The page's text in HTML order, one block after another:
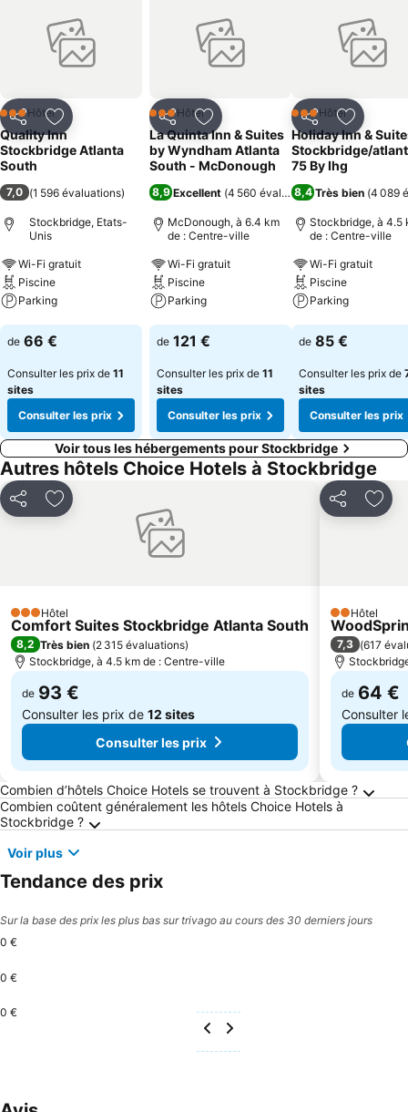
PartagerAjouter à mes favoris
3 ÉtoilesHôtel
Quality Inn
Stockbridge Atlanta
South
7,0 (1 596 évaluations)
Stockbridge, Etats-
Unis
Wi-Fi gratuit
Piscine
Parking
Consulter les prix
de 66 €
Consulter les prix de 11
sites
Consulter les prix
PartagerAjouter à mes favoris
3 ÉtoilesHôtel
La Quinta Inn & Suites
by Wyndham Atlanta
South - McDonough
8,9 Excellent (4 560 évaluations)
McDonough, à 6.4 km
de : Centre-ville
Wi-Fi gratuit
Piscine
Parking
Consulter les prix
de 121 €
Consulter les prix de 11
sites
Consulter les prix
PartagerAjouter
3 ÉtoilesHôtel
Holiday Inn &
Stockbridge/
75 By Ihg
8,4 Très bien (4 089
Stockbridge, à 4.5
de : Centre-ville
Wi-Fi gratuit
Piscine
Parking
Consulter les
de 85 €
Consulter les prix de
sites
Consulter les prix
Voir tous les hébergements pour Stockbridge
Autres hôtels Choice Hotels à Stockbridge
PartagerAjouter à mes favoris
3 Étoiles
Hôtel
Comfort Suites Stockbridge Atlanta South
8,2 Très bien (2 315 évaluations)
Stockbridge, à 4.5 km de : Centre-ville
de 93 €
Consulter les prix de 12 sites
Consulter les prix
Partager
2 Étoiles
Hôtel
7,3 (617
de 64 €
Consulter
Questions fréquemment posées au sujet de
Combien d’hôtels Choice Hotels se trouvent à Stockbridge ?
Combien coûtent généralement les hôtels Choice Hotels à
Stockbridge ?
Voir plus
Tendance des prix
Sur la base des prix les plus bas sur trivago au cours des 30 derniers jours
0 €
0 €
0 €